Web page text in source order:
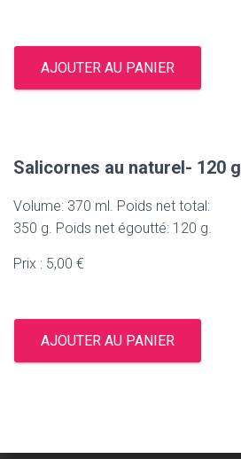
AJOUTER AU PANIER
Salicornes au naturel- 120 g
Volume: 370 ml. Poids net total:
350 g. Poids net égoutté: 120 g.
Prix : 5,00 €
AJOUTER AU PANIER